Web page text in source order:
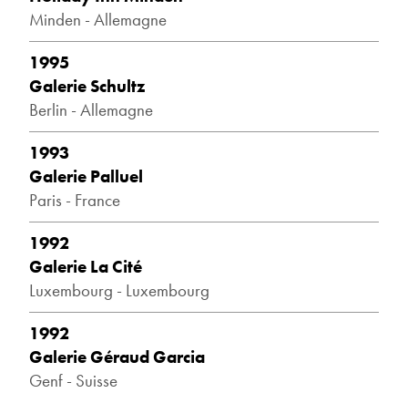
Minden - Allemagne
1995
Galerie Schultz
Berlin - Allemagne
1993
Galerie Palluel
Paris - France
1992
Galerie La Cité
Luxembourg - Luxembourg
1992
Galerie Géraud Garcia
Genf - Suisse